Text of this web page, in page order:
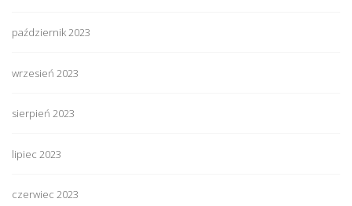
październik 2023
wrzesień 2023
sierpień 2023
lipiec 2023
czerwiec 2023